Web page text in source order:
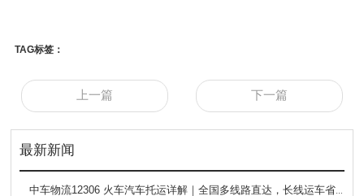
TAG标签：
上一篇 下一篇
最新新闻
中车物流12306 火车汽车托运详解｜全国多线路直达，长线运车省心方案